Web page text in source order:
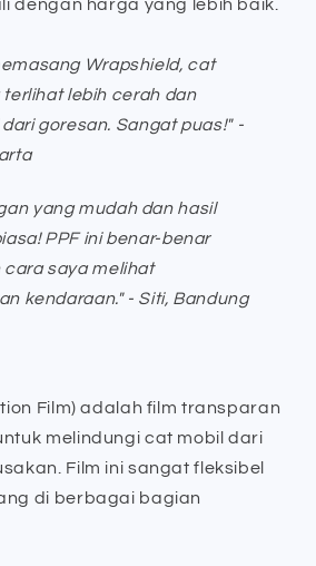
dengan harga yang lebih baik.
Wrapshield, cat
terlihat lebih cerah dan
goresan. Sangat puas!" -
yang mudah dan hasil
PPF ini benar-benar
cara saya melihat
kendaraan." - Siti, Bandung
Film) adalah film transparan
melindungi cat mobil dari
Film ini sangat fleksibel
di berbagai bagian